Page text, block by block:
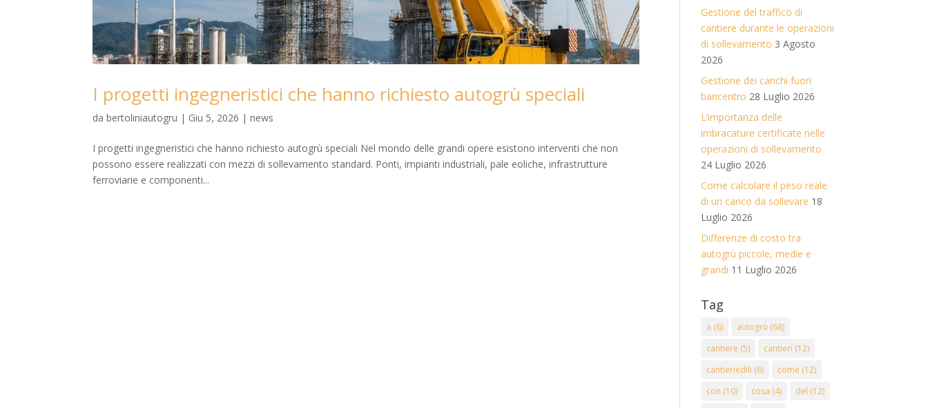
I progetti ingegneristici che hanno richiesto autogrù speciali
dabertoliniautogru | Giu 5, 2026 |news
I progetti ingegneristici che hanno richiesto autogrù speciali Nel mondo delle grandi opere esistono interventi che non
possono essere realizzati con mezzi di sollevamento standard. Ponti, impianti industriali, pale eoliche, infrastrutture
ferroviarie e componenti...
Gestione del traffico di
cantiere durante le operazioni
di sollevamento 3 Agosto
2026
Gestione dei carichi fuori
baricentro 28 Luglio 2026
L’importanza delle
imbracature certificate nelle
operazioni di sollevamento
24 Luglio 2026
Come calcolare il peso reale
di un carico da sollevare 18
Luglio 2026
Differenze di costo tra
autogrù piccole, medie e
grandi 11 Luglio 2026
Tag
a (6) autogrù (68)
cantiere (5) cantieri (12)
cantieriedili (6) come (12)
con (10) cosa (4) del (12)